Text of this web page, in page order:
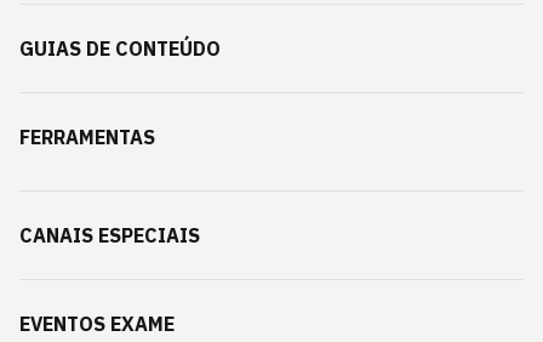
GUIAS DE CONTEÚDO
FERRAMENTAS
CANAIS ESPECIAIS
EVENTOS EXAME